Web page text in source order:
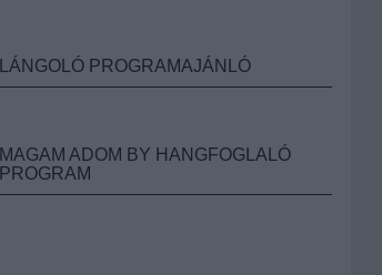
LÁNGOLÓ PROGRAMAJÁNLÓ
MAGAM ADOM BY HANGFOGLALÓ
PROGRAM